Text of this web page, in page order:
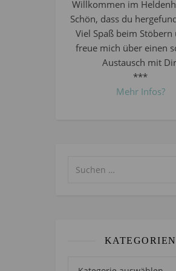
Willkommen im
Schön, dass du
Viel Spaß beim Stöbern
freue mich über einen
Austausch mit
***
Mehr Infos?
KATEGORIEN